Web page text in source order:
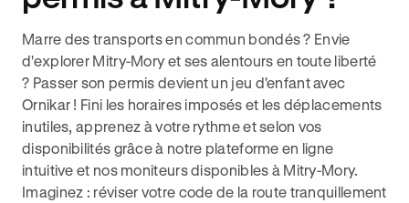
Marre des transports en commun bondés ? Envie
d'explorer Mitry-Mory et ses alentours en toute liberté
? Passer son permis devient un jeu d'enfant avec
Ornikar ! Fini les horaires imposés et les déplacements
inutiles, apprenez à votre rythme et selon vos
disponibilités grâce à notre plateforme en ligne
intuitive et nos moniteurs disponibles à Mitry-Mory.
Imaginez : réviser votre code de la route tranquillement